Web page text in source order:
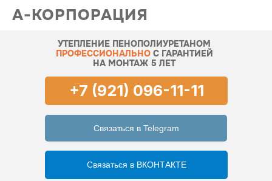
А-КОРПОРАЦИЯ
+7 (921) 096-11-11
Связаться в Telegram
УТЕПЛЕНИЕ ПЕНОПОЛИУРЕТАНОМ
ПРОФЕССИОНАЛЬНОС ГАРАНТИЕЙ
НА МОНТАЖ 5 ЛЕТ
Связаться в ВКОНТАКТЕ